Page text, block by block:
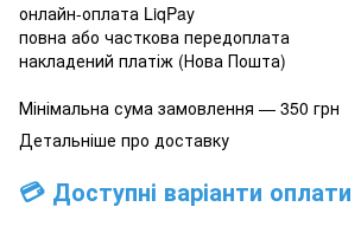
онлайн-оплата LiqPay
повна або часткова передоплата
накладений платіж (Нова Пошта)
Мінімальна сума замовлення — 350 грн
Детальніше про доставку
💳 Доступні варіанти оплати